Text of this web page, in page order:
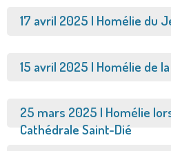
Afficher
17 avril 2025 | Homélie du
Afficher
15 avril 2025 | Homélie de
Afficher
25 mars 2025 | Homélie
Cathédrale Saint-Dié